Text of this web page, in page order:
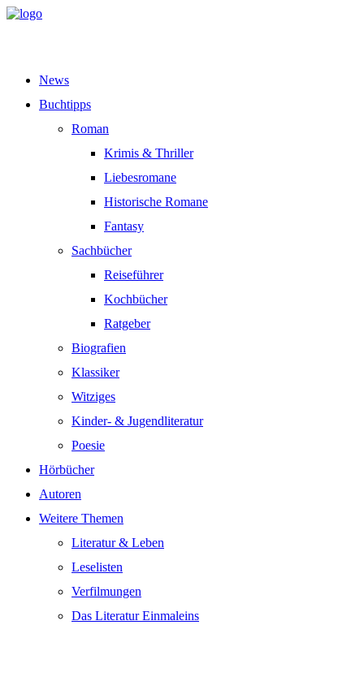
News
Buchtipps
Roman
Krimis & Thriller
Liebesromane
Historische Romane
Fantasy
Sachbücher
Reiseführer
Kochbücher
Ratgeber
Biografien
Klassiker
Witziges
Kinder- & Jugendliteratur
Poesie
Hörbücher
Autoren
Weitere Themen
Literatur & Leben
Leselisten
Verfilmungen
Das Literatur Einmaleins